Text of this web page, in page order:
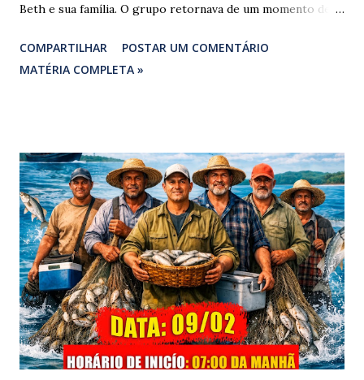
Beth e sua família. O grupo retornava de um momento de
vereadora e irmão dos ex-vereadores de Bragança, Mauro
Rodrigues e Zeca Rodrigues , estava voltando do
família foi atingido por uma caminhonete. O condutor da
mesma apresentava sinais visíveis de embriaguez, e
diversas latas de bebidas alcoólicas foram avistadas no
interior do veículo. O motorista, identificado por
moradores locais como irmão do vereador "Neguinho do
Coco", de Santa Luzia do Pará, evadiu-se do local sem
prestar assistência às vítimas. ​Atendimento e Danos ​A
Polícia Rodoviária Federal (PRF) foi acionada para atender a
ocorrênc...
COMPARTILHAR
POSTAR UM COMENTÁRIO
MATÉRIA COMPLETA »